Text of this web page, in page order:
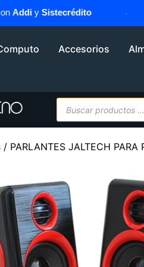
ySistecrédito
Accesorios
/ PARLANTES JALTECH PARA